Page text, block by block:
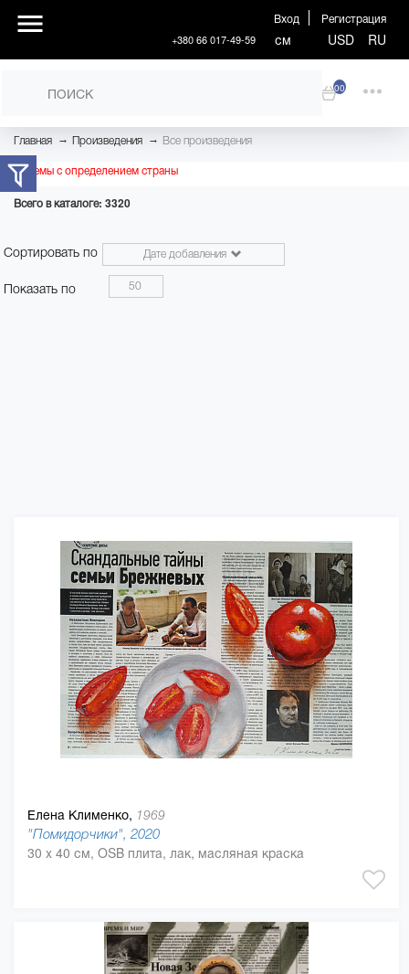
Вход Регистрация
+380 66 017-49-59 см USD RU
00
Главная → Произведения → Все произведения
Проблемы с определением страны
Всего в каталоге: 3320
Сортировать по Дате добавления
Показать по 50
Елена Клименко, 1969
"Помидорчики", 2020
30 x 40 см, OSB плита, лак, масляная краска